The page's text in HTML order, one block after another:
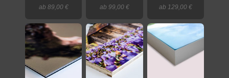
ab 89,00 € ab 99,00 € ab 129,00 €